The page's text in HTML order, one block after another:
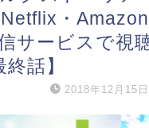
・
サービスで視
終話】
2018年12月15日